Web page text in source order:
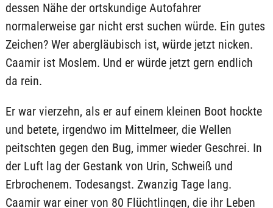
dessen Nähe der ortskundige Autofahrer
normalerweise gar nicht erst suchen würde. Ein gutes
Zeichen? Wer abergläubisch ist, würde jetzt nicken.
Caamir ist Moslem. Und er würde jetzt gern endlich
da rein.
Er war vierzehn, als er auf einem kleinen Boot hockte
und betete, irgendwo im Mittelmeer, die Wellen
peitschten gegen den Bug, immer wieder Geschrei. In
der Luft lag der Gestank von Urin, Schweiß und
Erbrochenem. Todesangst. Zwanzig Tage lang.
Caamir war einer von 80 Flüchtlingen, die ihr Leben